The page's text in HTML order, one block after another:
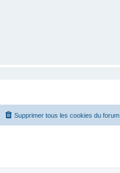
Supprimer tous les cookies du forum